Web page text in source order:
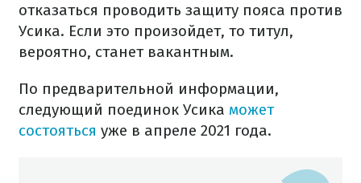
отказаться проводить защиту пояса против
Усика. Если это произойдет, то титул,
вероятно, станет вакантным.
По предварительной информации,
следующий поединок Усика может
состояться уже в апреле 2021 года.